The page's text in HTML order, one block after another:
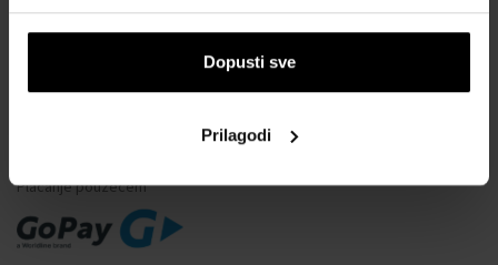
Dopusti sve
Prilagodi
Odustajanje od ugovora
Promjena pristanka za kolačiće
Plaćanje pouzećem